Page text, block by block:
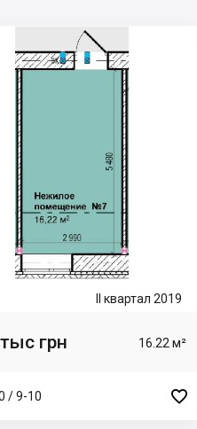
II квартал 2019
грн 16.22 м²
/ 9-10 